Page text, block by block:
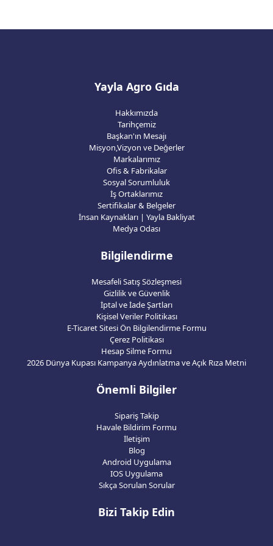
Yayla Agro Gıda
Hakkımızda
Tarihçemiz
Başkan'ın Mesajı
Misyon,Vizyon ve Değerler
Markalarımız
Ofis & Fabrikalar
Sosyal Sorumluluk
İş Ortaklarımız
Sertifikalar & Belgeler
İnsan Kaynakları | Yayla Bakliyat
Medya Odası
Bilgilendirme
Mesafeli Satış Sözleşmesi
Gizlilik ve Güvenlik
İptal ve İade Şartları
Kişisel Veriler Politikası
E-Ticaret Sitesi Ön Bilgilendirme Formu
Çerez Politikası
Hesap Silme Formu
2026 Dünya Kupası Kampanya Aydınlatma ve Açık Rıza Metni
Önemli Bilgiler
Sipariş Takip
Havale Bildirim Formu
İletişim
Blog
Android Uygulama
IOS Uygulama
Sıkça Sorulan Sorular
Bizi Takip Edin